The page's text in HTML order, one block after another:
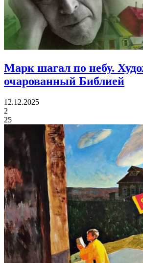
Марк шагал по небу.
очарованный Библией
12.12.2025
2
25